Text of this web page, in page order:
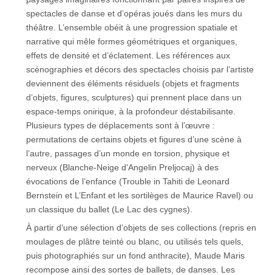
spectacles de danse et d’opéras joués dans les murs du
théâtre. L’ensemble obéit à une progression spatiale et
narrative qui mêle formes géométriques et organiques,
effets de densité et d’éclatement. Les références aux
scénographies et décors des spectacles choisis par l’artiste
deviennent des éléments résiduels (objets et fragments
d’objets, figures, sculptures) qui prennent place dans un
espace-temps onirique, à la profondeur déstabilisante.
Plusieurs types de déplacements sont à l’œuvre :
permutations de certains objets et figures d’une scène à
l’autre, passages d’un monde en torsion, physique et
nerveux (Blanche-Neige d’Angelin Preljocaj) à des
évocations de l’enfance (Trouble in Tahiti de Leonard
Bernstein et L’Enfant et les sortilèges de Maurice Ravel) ou
un classique du ballet (Le Lac des cygnes).
À partir d’une sélection d’objets de ses collections (repris en
moulages de plâtre teinté ou blanc, ou utilisés tels quels,
puis photographiés sur un fond anthracite), Maude Maris
recompose ainsi des sortes de ballets, de danses. Les